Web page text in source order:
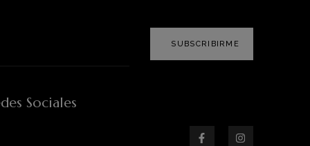
SUBSCRIBIRME
Sociales